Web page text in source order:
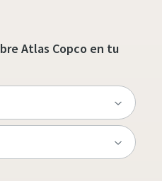
Atlas Copco en tu